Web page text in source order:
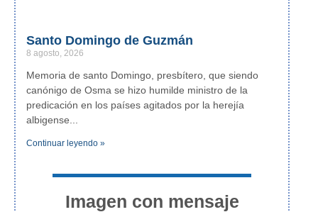
Santo Domingo de Guzmán
8 agosto, 2026
Memoria de santo Domingo, presbítero, que siendo
canónigo de Osma se hizo humilde ministro de la
predicación en los países agitados por la herejía
albigense
Continuar leyendo »
Imagen con mensaje